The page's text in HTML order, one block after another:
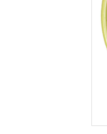
Спеції, прянощі,